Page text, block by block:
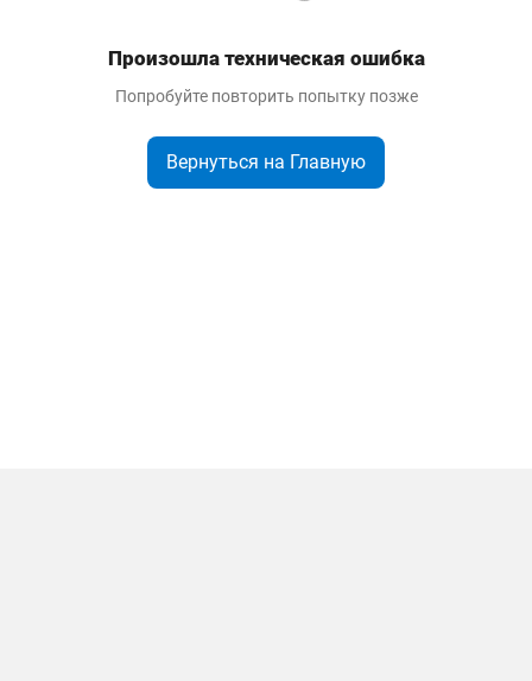
Произошла техническая ошибка
Попробуйте повторить попытку позже
Вернуться на Главную